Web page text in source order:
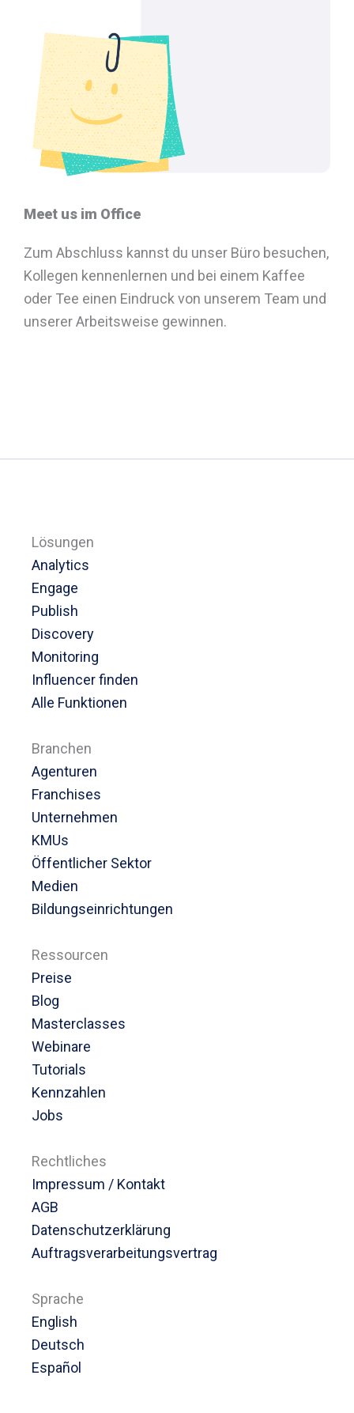
Meet us im Office
Zum Abschluss kannst du unser Büro besuchen,
Kollegen kennenlernen und bei einem Kaffee
oder Tee einen Eindruck von unserem Team und
unserer Arbeitsweise gewinnen.
Lösungen
Analytics
Engage
Publish
Discovery
Monitoring
Influencer finden
Alle Funktionen
Branchen
Agenturen
Franchises
Unternehmen
KMUs
Öffentlicher Sektor
Medien
Bildungseinrichtungen
Ressourcen
Preise
Blog
Masterclasses
Webinare
Tutorials
Kennzahlen
Jobs
Rechtliches
Impressum / Kontakt
AGB
Datenschutzerklärung
Auftragsverarbeitungsvertrag
Sprache
English
Deutsch
Español